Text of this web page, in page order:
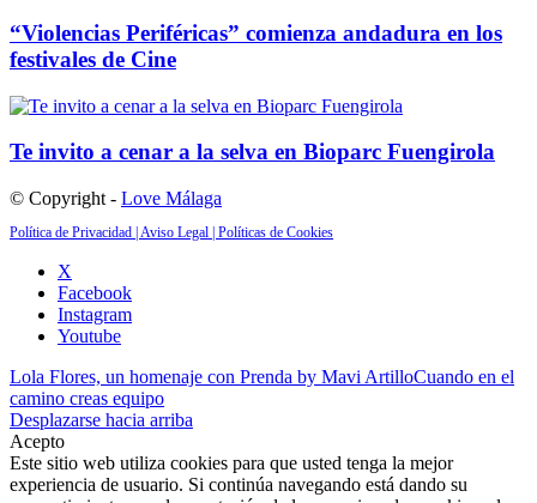
“Violencias Periféricas” comienza andadura en los
festivales de Cine
Te invito a cenar a la selva en Bioparc Fuengirola
© Copyright - Love Málaga
Política de Privacidad | Aviso Legal | Políticas de Cookies
X
Facebook
Instagram
Youtube
Lola Flores, un homenaje con Prenda by Mavi ArtilloCuando en el
camino creas equipo
Desplazarse hacia arriba
Acepto
Este sitio web utiliza cookies para que usted tenga la mejor
experiencia de usuario. Si continúa navegando está dando su